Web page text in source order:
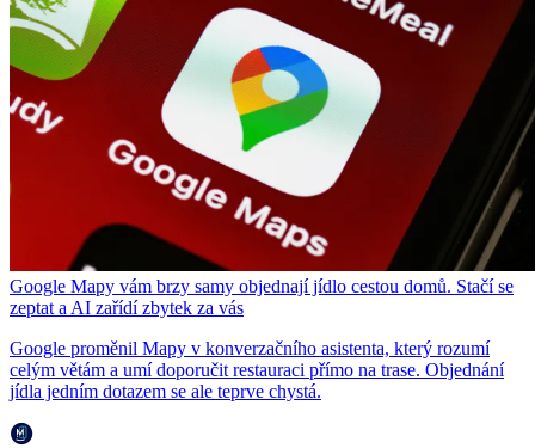
Google Mapy vám brzy samy objednají jídlo cestou domů. Stačí se
zeptat a AI zařídí zbytek za vás
Google proměnil Mapy v konverzačního asistenta, který rozumí
celým větám a umí doporučit restauraci přímo na trase. Objednání
jídla jedním dotazem se ale teprve chystá.